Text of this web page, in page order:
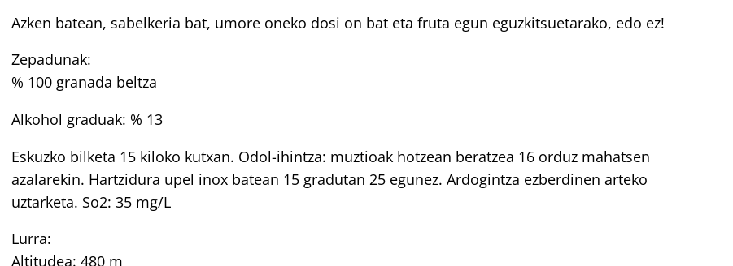
Azken batean, sabelkeria bat, umore oneko dosi on bat eta fruta egun eguzkitsuetarako, edo ez!
Zepadunak:
% 100 granada beltza
Alkohol graduak: % 13
Eskuzko bilketa 15 kiloko kutxan. Odol-ihintza: muztioak hotzean beratzea 16 orduz mahatsen
azalarekin. Hartzidura upel inox batean 15 gradutan 25 egunez. Ardogintza ezberdinen arteko
uztarketa. So2: 35 mg/L
Lurra:
Altitudea: 480 m